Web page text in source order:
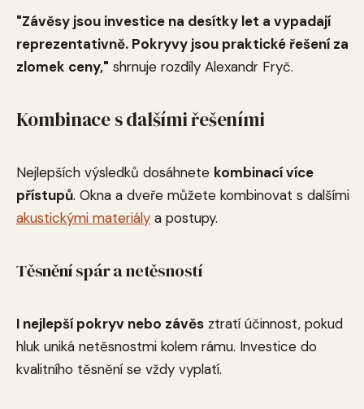
"Závěsy jsou investice na desítky let a vypadají
reprezentativně. Pokryvy jsou praktické řešení za
zlomek ceny," shrnuje rozdíly Alexandr Fryč.
Kombinace s dalšími řešeními
Nejlepších výsledků dosáhnete kombinací více
přístupů. Okna a dveře můžete kombinovat s dalšími
akustickými materiály a postupy.
Těsnění spár a netěsností
I nejlepší pokryv nebo závěs ztratí účinnost, pokud
hluk uniká netěsnostmi kolem rámu. Investice do
kvalitního těsnění se vždy vyplatí.